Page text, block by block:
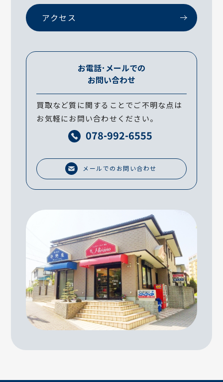
アクセス
お電話･メールでの
お問い合わせ
買取など質に関することでご不明な点は
お気軽にお問い合わせください。
078-992-6555
メールでのお問い合わせ